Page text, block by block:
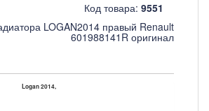
Код товара: 9551
LOGAN2014 правый Renault
601988141R оригинал
Logan 2014,